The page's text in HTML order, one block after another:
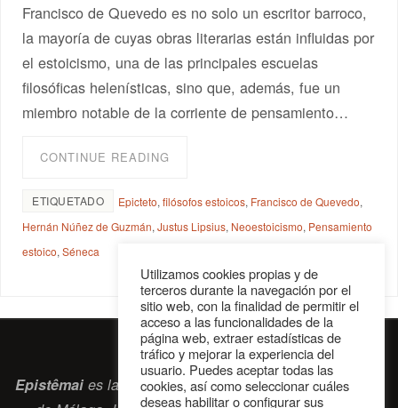
Francisco de Quevedo es no solo un escritor barroco,
la mayoría de cuyas obras literarias están influidas por
el estoicismo, una de las principales escuelas
filosóficas helenísticas, sino que, además, fue un
miembro notable de la corriente de pensamiento…
CONTINUE READING
ETIQUETADO Epicteto,filósofos estoicos, Francisco de Quevedo,
Hernán Núñez de Guzmán,Justus Lipsius, Neoestoicismo, Pensamiento
estoico,Séneca
Epistêmaies la revista digital de la Sociedad Erasmiana
Utilizamos cookies propias y de
terceros durante la navegación por el
sitio web, con la finalidad de permitir el
acceso a las funcionalidades de la
página web, extraer estadísticas de
tráfico y mejorar la experiencia del
usuario. Puedes aceptar todas las
cookies, así como seleccionar cuáles
deseas habilitar o configurar sus